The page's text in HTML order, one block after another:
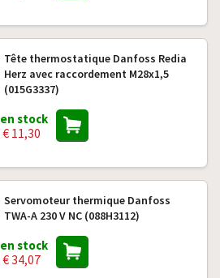
Tête thermostatique Danfoss Redia
Herz avec raccordement M28x1,5
(015G3337)
en stock
€ 11,30
Servomoteur thermique Danfoss
TWA-A 230 V NC (088H3112)
en stock
€ 34,07